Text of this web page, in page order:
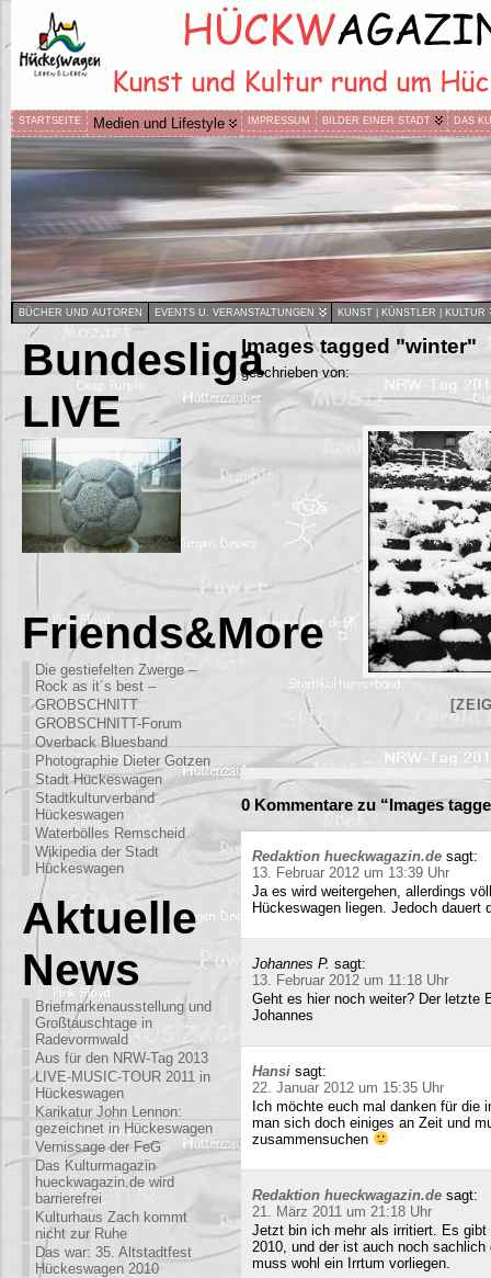
STARTSEITE Medien und Lifestyle IMPRESSUM BILDER EINER STADT DAS
BÜCHER UND AUTOREN EVENTS U. VERANSTALTUNGEN KUNST | KÜNSTLER | KULTUR
Bundesliga
LIVE
Friends&More
Die gestiefelten Zwerge –
Rock as it´s best –
GROBSCHNITT
GROBSCHNITT-Forum
Overback Bluesband
Photographie Dieter Gotzen
Stadt Hückeswagen
Stadtkulturverband
Hückeswagen
Waterbölles Remscheid
Wikipedia der Stadt
Hückeswagen
Aktuelle
News
Briefmarkenausstellung und
Großtauschtage in
Radevormwald
Aus für den NRW-Tag 2013
LIVE-MUSIC-TOUR 2011 in
Hückeswagen
Karikatur John Lennon:
gezeichnet in Hückeswagen
Vernissage der FeG
Das Kulturmagazin
hueckwagazin.de wird
barrierefrei
Kulturhaus Zach kommt
nicht zur Ruhe
Das war: 35. Altstadtfest
Hückeswagen 2010
Images tagged "winter"
geschrieben von:
0 Kommentare zu “Images
Redaktion hueckwagazin.de sagt:
13. Februar 2012 um 13:39 Uhr
Ja es wird weitergehen, allerdings
Hückeswagen liegen. Jedoch
Johannes P. sagt:
13. Februar 2012 um 11:18 Uhr
Geht es hier noch weiter? Der letzte
Johannes
Hansi sagt:
22. Januar 2012 um 15:35 Uhr
Ich möchte euch mal danken für die
man sich doch einiges an Zeit und
zusammensuchen
Redaktion hueckwagazin.de sagt:
21. März 2011 um 21:18 Uhr
Jetzt bin ich mehr als irritiert. Es gibt
2010, und der ist auch noch
muss wohl ein Irrtum vorliegen.